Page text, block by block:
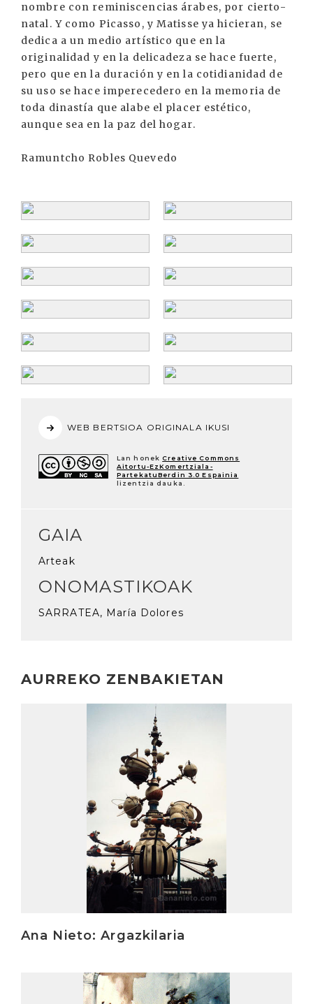
nombre con reminiscencias árabes, por cierto-
natal. Y como Picasso, y Matisse ya hicieran, se
dedica a un medio artístico que en la
originalidad y en la delicadeza se hace fuerte,
pero que en la duración y en la cotidianidad de
su uso se hace imperecedero en la memoria de
toda dinastía que alabe el placer estético,
aunque sea en la paz del hogar.
Ramuntcho Robles Quevedo
WEB BERTSIOA ORIGINALA IKUSI
Lan honek Creative Commons
Aitortu-EzKomertziala-
PartekatuBerdin 3.0 Espainia
lizentzia dauka.
GAIA
Arteak
ONOMASTIKOAK
SARRATEA, María Dolores
AURREKO ZENBAKIETAN
Ana Nieto: Argazkilaria